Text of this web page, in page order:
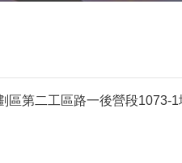
區第二工區路一後營段1073-